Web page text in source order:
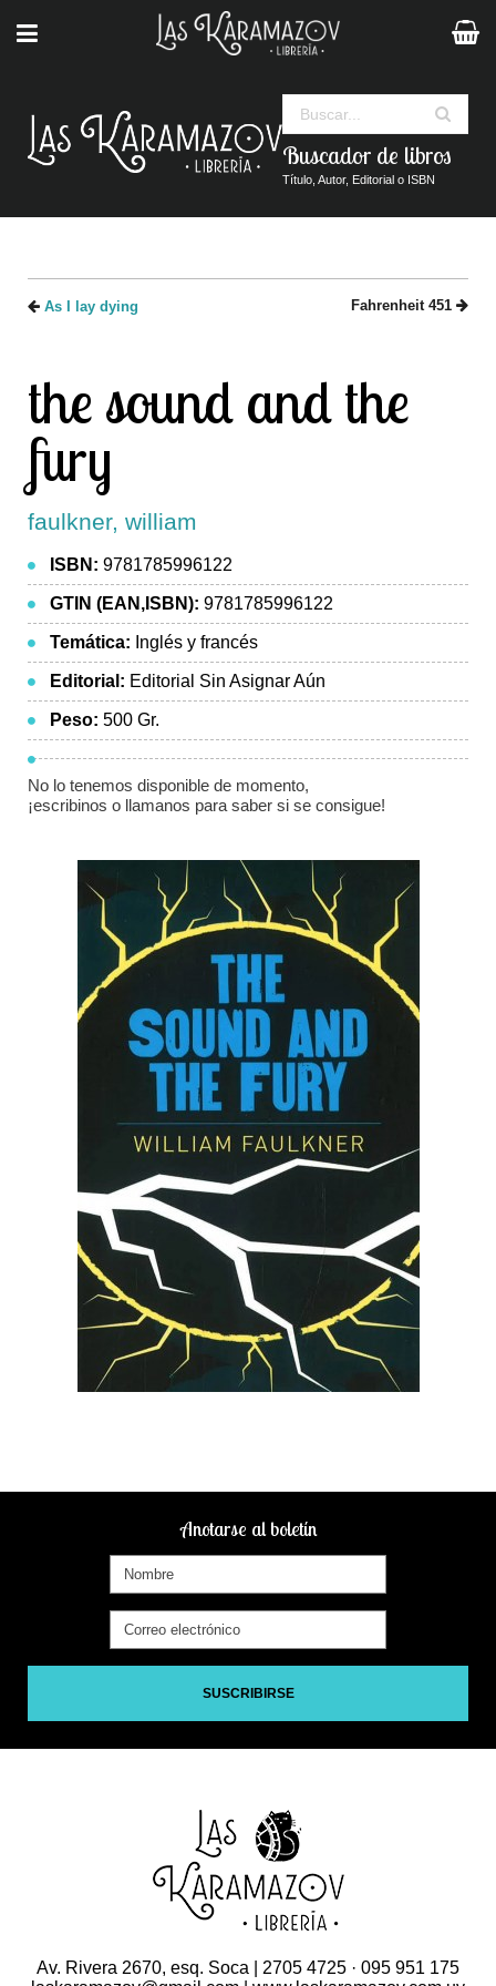
Buscador de libros
Título, Autor, Editorial o ISBN
As I lay dying Fahrenheit 451
the sound and the
fury
faulkner, william
ISBN: 9781785996122
GTIN (EAN,ISBN): 9781785996122
Temática: Inglés y francés
Editorial: Editorial Sin Asignar Aún
Peso: 500 Gr.
No lo tenemos disponible de momento,
¡escribinos o llamanos para saber si se consigue!
Anotarse al boletín
SUSCRIBIRSE
Av. Rivera 2670, esq. Soca | 2705 4725 · 095 951 175